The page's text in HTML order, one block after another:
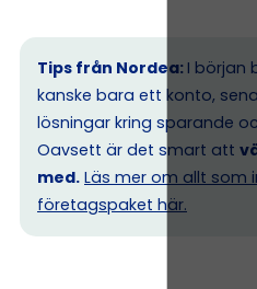
Tips från Nordea: I början
kanske bara ett konto,
lösningar kring sparande
Oavsett är det smart att
med. Läs mer om allt som
företagspaket här.